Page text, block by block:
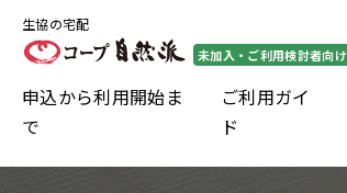
生協の宅配
未加入・ご利用検討者向け
申込から利用開始ま
で
ご利用ガイ
ド